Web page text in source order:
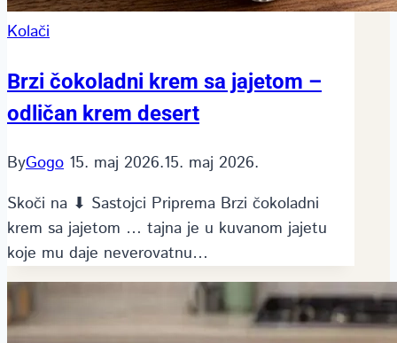
Kolači
Brzi čokoladni krem sa jajetom –
odličan krem desert
ByGogo 15. maj 2026.15. maj 2026.
Skoči na ⬇ Sastojci Priprema Brzi čokoladni
krem sa jajetom … tajna je u kuvanom jajetu
koje mu daje neverovatnu…